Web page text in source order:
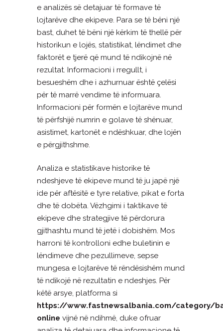
e analizës së detajuar të formave të
lojtarëve dhe ekipeve. Para se të bëni një
bast, duhet të bëni një kërkim të thellë për
historikun e lojës, statistikat, lëndimet dhe
faktorët e tjerë që mund të ndikojnë në
rezultat. Informacioni i rregullt, i
besueshëm dhe i azhurnuar është çelësi
për të marrë vendime të informuara.
Informacioni për formën e lojtarëve mund
të përfshijë numrin e golave të shënuar,
asistimet, kartonët e ndëshkuar, dhe lojën
e përgjithshme.
Analiza e statistikave historike të
ndeshjeve të ekipeve mund të ju japë një
ide për aftësitë e tyre relative, pikat e forta
dhe të dobëta. Vëzhgimi i taktikave të
ekipeve dhe strategjive të përdorura
gjithashtu mund të jetë i dobishëm. Mos
harroni të kontrolloni edhe buletinin e
lëndimeve dhe pezullimeve, sepse
mungesa e lojtarëve të rëndësishëm mund
të ndikojë në rezultatin e ndeshjes. Për
këtë arsye, platforma si
https://www.fastnewsalbania.com/category/
online vijnë në ndihmë, duke ofruar